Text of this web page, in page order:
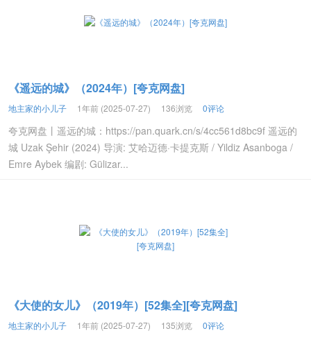
《遥远的城》（2024年）[夸克网盘]
地主家的小儿子 1年前 (2025-07-27) 136浏览 0评论
夸克网盘丨遥远的城：https://pan.quark.cn/s/4cc561d8bc9f 遥远的
城 Uzak Şehir (2024) 导演: 艾哈迈德·卡提克斯 / Yildiz Asanboga /
Emre Aybek 编剧: Gülizar...
《大使的女儿》（2019年）[52集全][夸克网盘]
地主家的小儿子 1年前 (2025-07-27) 135浏览 0评论